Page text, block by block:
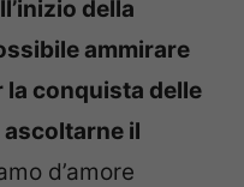
della
ammirare
la conquista delle
il
d’amore